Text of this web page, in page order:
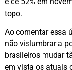
topo.
Ao comentar essa
não vislumbrar a
brasileiros mudar
em vista os atuais